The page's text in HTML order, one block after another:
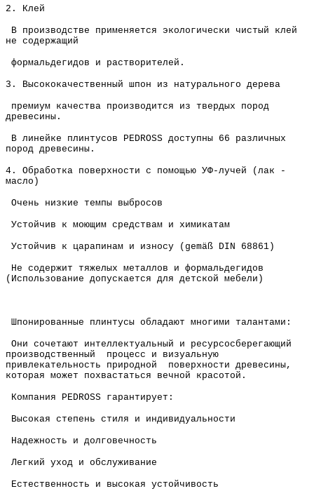
2. Клей
В производстве применяется экологически чистый клей
не содержащий
формальдегидов и растворителей.
3. Высококачественный шпон из натурального дерева
премиум качества производится из твердых пород
древесины.
В линейке плинтусов PEDROSS доступны 66 различных
пород древесины.
4. Обработка поверхности с помощью УФ-лучей (лак -
масло)
Очень низкие темпы выбросов
Устойчив к моющим средствам и химикатам
Устойчив к царапинам и износу (gemäß DIN 68861)
Не содержит тяжелых металлов и формальдегидов
(Использование допускается для детской мебели)
Шпонированные плинтусы обладают многими талантами:
Они сочетают интеллектуальный и ресурсосберегающий
производственный процесс и визуальную
привлекательность природной поверхности древесины,
которая может похвастаться вечной красотой.
Компания PEDROSS гарантирует:
Высокая степень стиля и индивидуальности
Надежность и долговечность
Легкий уход и обслуживание
Естественность и высокая устойчивость